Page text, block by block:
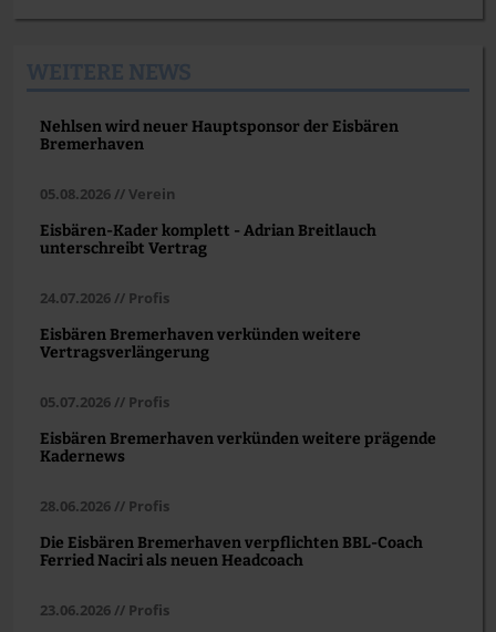
Nehlsen wird neuer Hauptsponsor der Eisbären
Bremerhaven
05.08.2026 // Verein
Eisbären-Kader komplett - Adrian Breitlauch
unterschreibt Vertrag
24.07.2026 // Profis
Eisbären Bremerhaven verkünden weitere
Vertragsverlängerung
05.07.2026 // Profis
Eisbären Bremerhaven verkünden weitere prägende
Kadernews
28.06.2026 // Profis
Die Eisbären Bremerhaven verpflichten BBL-Coach
Ferried Naciri als neuen Headcoach
23.06.2026 // Profis